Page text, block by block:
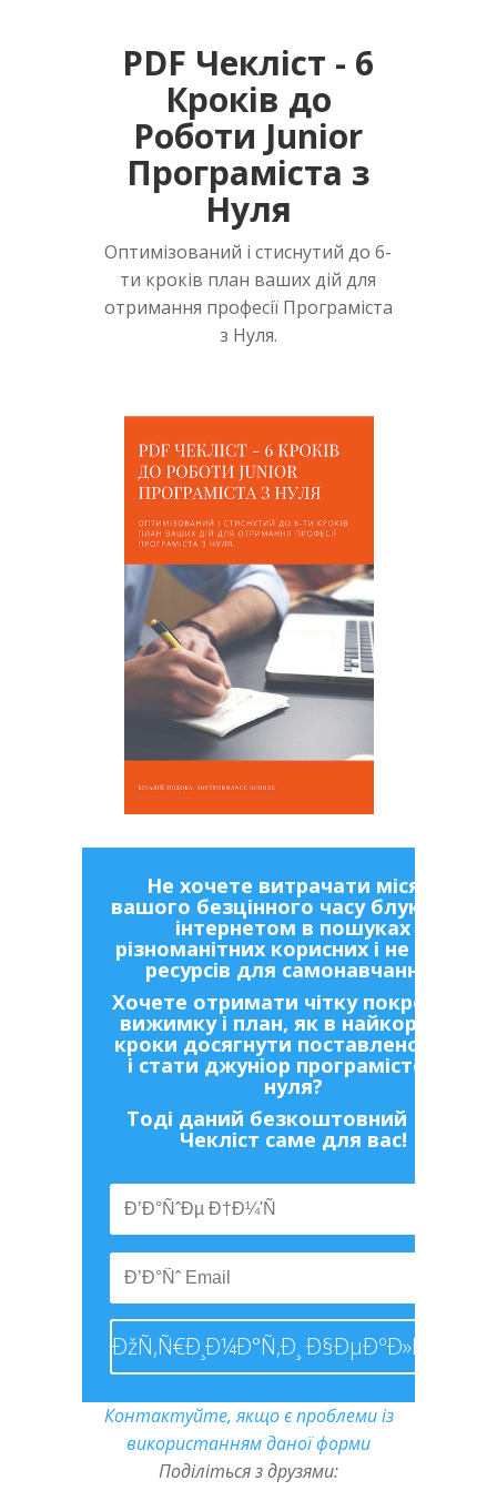
PDF Чекліст - 6
Кроків до
Роботи Junior
Програміста з
Нуля
Оптимізований і стиснутий до 6-
ти кроків план ваших дій для
отримання професії Програміста
з Нуля.
Не хочете витрачати місяці
вашого безцінного часу блукаючи
інтернетом в пошуках
різноманітних корисних і не дуже
ресурсів для самонавчання?
Хочете отримати чітку покрокову
вижимку і план, як в найкоротші
кроки досягнути поставленої цілі
і стати джуніор програмістом з
нуля?
Тоді даний безкоштовний PDF-
Чекліст саме для вас!
Контактуйте, якщо є проблеми із
використанням даної форми
Поділіться з друзями: